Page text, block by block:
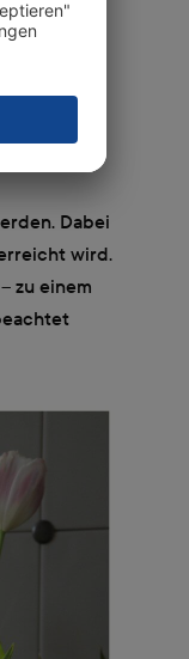
zum
Dabei
wird.
zu einem